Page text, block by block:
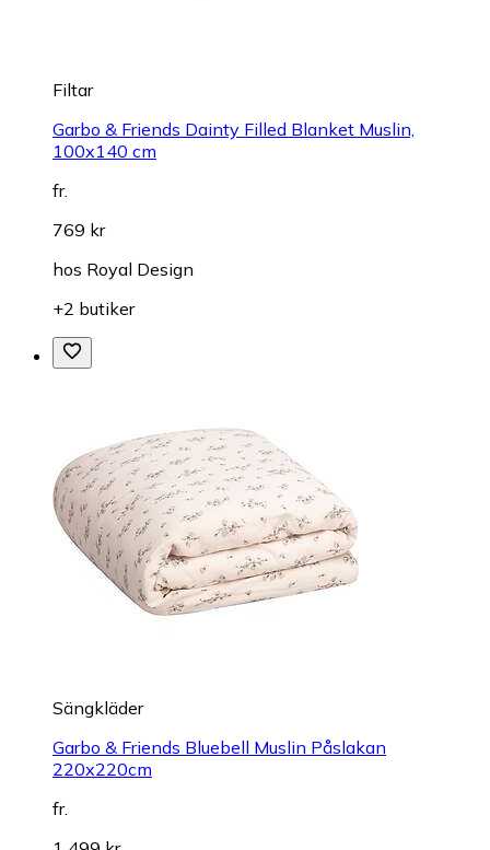
Filtar
Garbo & Friends Dainty Filled Blanket Muslin,
100x140 cm
fr.
769 kr
hos Royal Design
+2 butiker
Sängkläder
Garbo & Friends Bluebell Muslin Påslakan
220x220cm
fr.